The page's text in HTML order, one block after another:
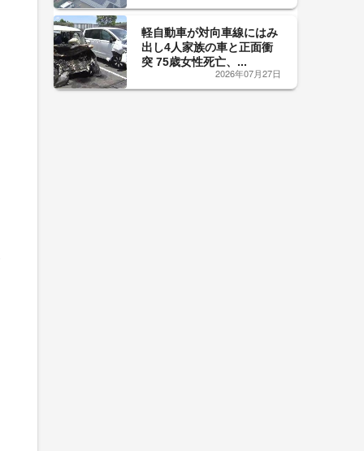
軽自動車が対向車線にはみ
出し4人家族の車と正面衝
突 75歳女性死亡、...
2026年07月27日